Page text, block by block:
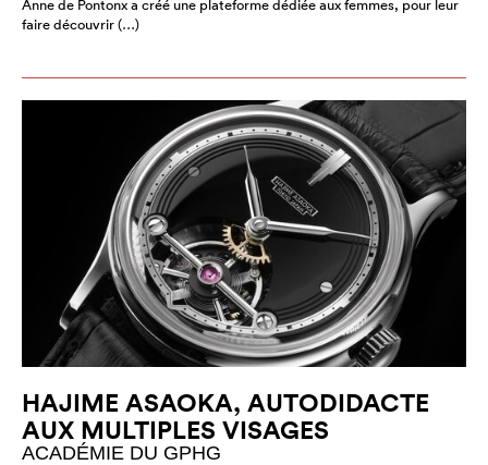
Anne de Pontonx a créé une plateforme dédiée aux femmes, pour leur
faire découvrir (…)
HAJIME ASAOKA, AUTODIDACTE
AUX MULTIPLES VISAGES
ACADÉMIE DU GPHG